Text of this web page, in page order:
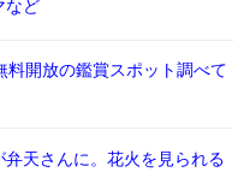
など
開放の鑑賞スポット調べて
天さんに。花火を見られる